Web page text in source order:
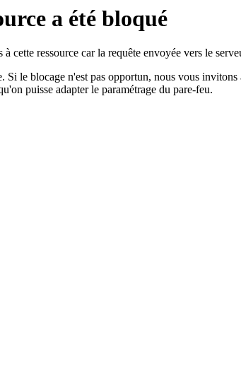
a été bloqué
cette ressource car la requête envoyée vers le
Si le blocage n'est pas opportun, nous vous invitons
puisse adapter le paramétrage du pare-feu.